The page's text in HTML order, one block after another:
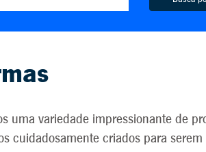
uma variedade impressionante de
cuidadosamente criados para serem